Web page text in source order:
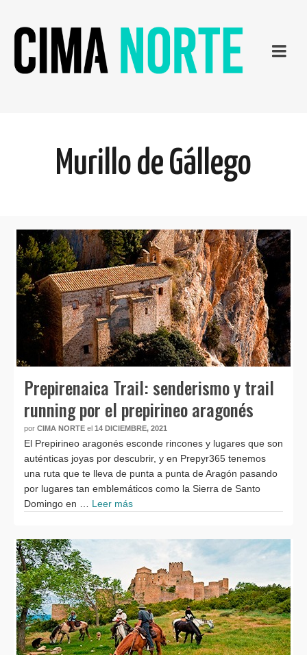
Murillo de Gállego
Prepirenaica Trail: senderismo y trail
running por el prepirineo aragonés
por CIMA NORTE el 14 DICIEMBRE, 2021
El Prepirineo aragonés esconde rincones y lugares que son
auténticas joyas por descubrir, y en Prepyr365 tenemos
una ruta que te lleva de punta a punta de Aragón pasando
por lugares tan emblemáticos como la Sierra de Santo
Domingo en … Leer más